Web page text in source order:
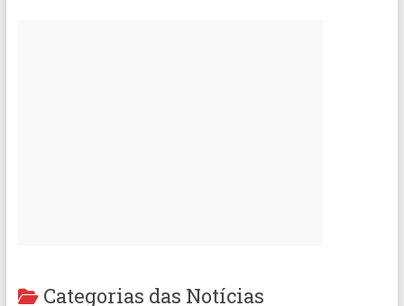
Categorias das Notícias